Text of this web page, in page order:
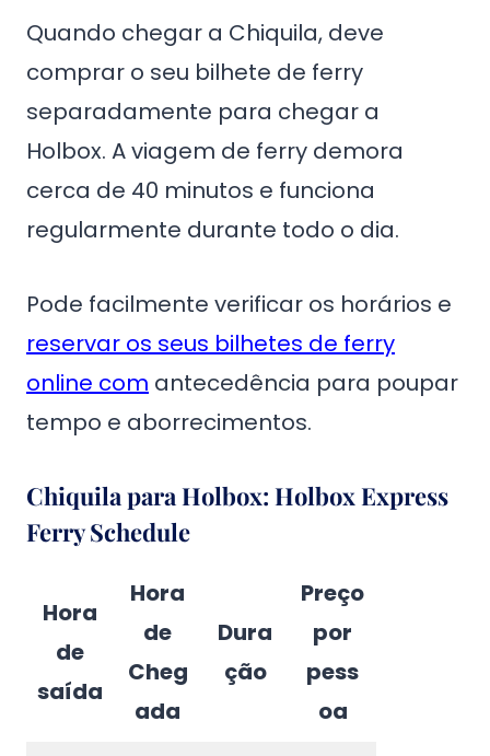
Quando chegar a Chiquila, deve
comprar o seu bilhete de ferry
separadamente para chegar a
Holbox. A viagem de ferry demora
cerca de 40 minutos e funciona
regularmente durante todo o dia.
Pode facilmente verificar os horários e
reservar os seus bilhetes de ferry
online com antecedência para poupar
tempo e aborrecimentos.
Chiquila para Holbox: Holbox Express
Ferry Schedule
Hora
de
saída
Hora
de
Cheg
ada
Dura
ção
Preço
por
pess
oa